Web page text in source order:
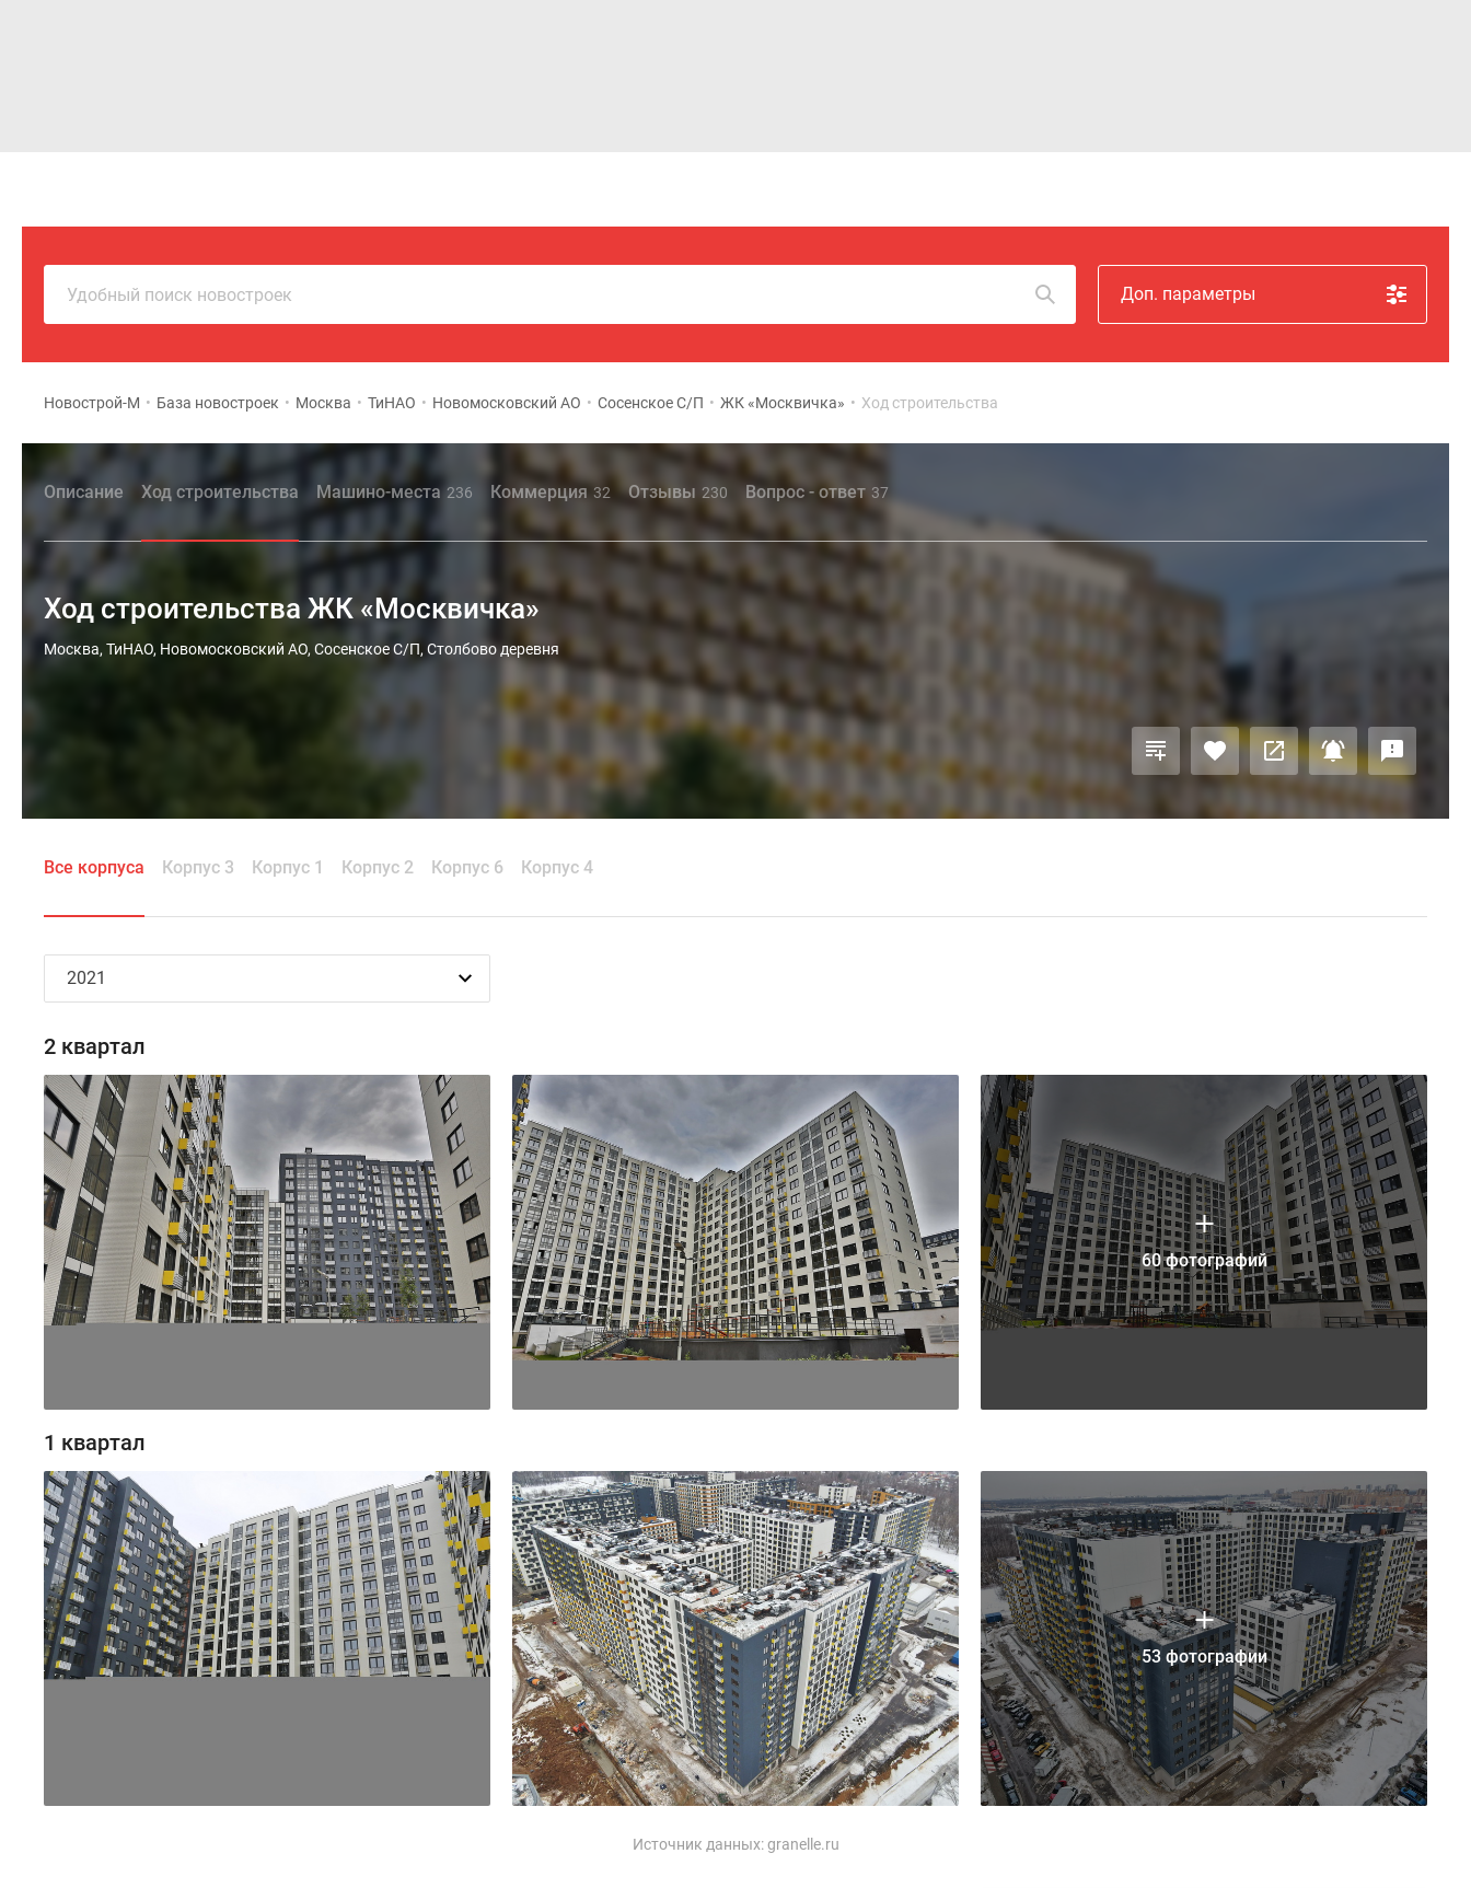
Удобный поиск новостроек Доп. параметры
Новострой-М • База новостроек • Москва • ТиНАО • Новомосковский АО • Сосенское С/П • ЖК «Москвичка» • Ход строительства
Описание Ход строительства Машино-места 236 Коммерция 32 Отзывы 230 Вопрос - ответ 37
Ход строительства ЖК «Москвичка»
Москва, ТиНАО, Новомосковский АО, Сосенское С/П, Столбово деревня
Все корпуса Корпус 3 Корпус 1 Корпус 2 Корпус 6 Корпус 4
2 квартал
60 фотографий
1 квартал
53 фотографии
Источник данных:granelle.ru